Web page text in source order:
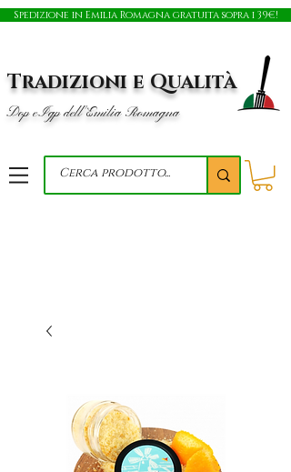
Spedizione in Emilia Romagna gratuita sopra i 39€!
Tradizioni e Qualità
Dop e Igp dell'Emilia Romagna